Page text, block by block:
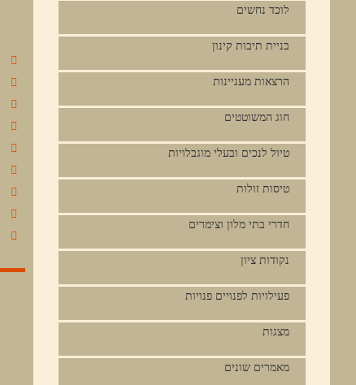
לוכד נחשים
בניית תיבות קינון
הרצאות מעניינות
חוג המשוטטים
טיול לנכים ובעלי מוגבלויות
טיסות זולות
חדרי בתי מלון וצימרים
נקודות ציון
פעילויות לפנויים פנויות
מצגות
מאמרים שונים